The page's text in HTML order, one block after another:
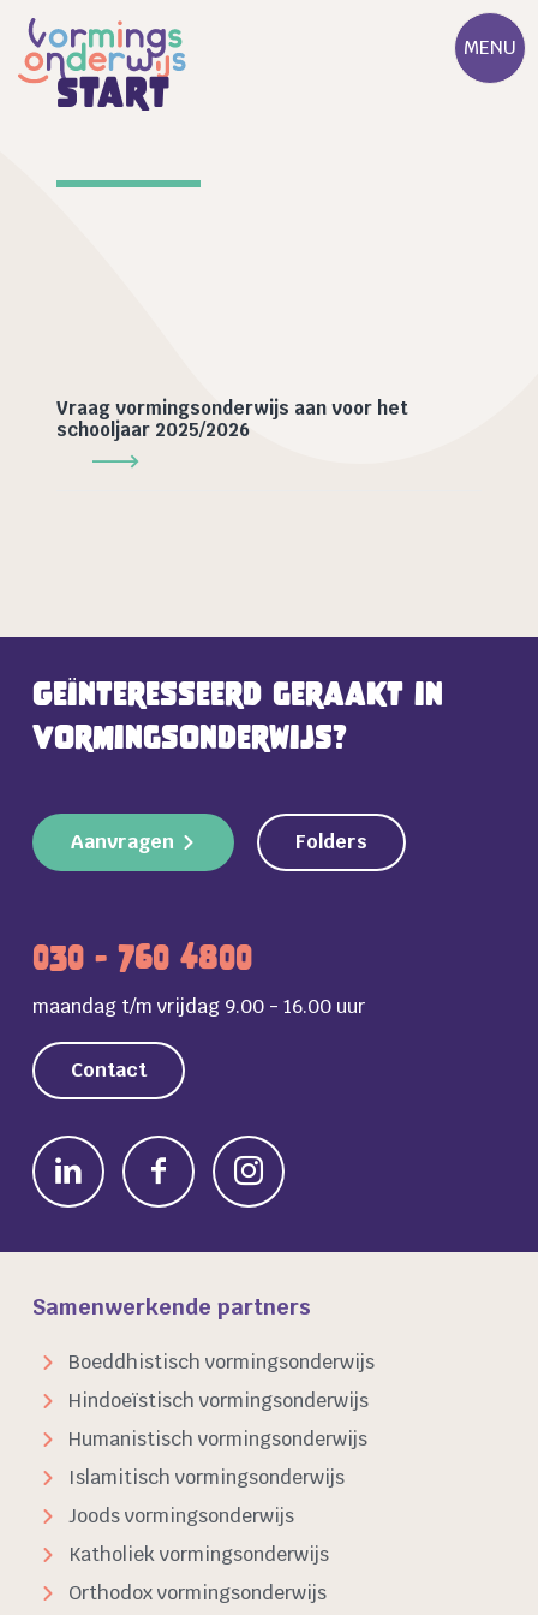
MENU
start
Vraag vormingsonderwijs aan voor het
schooljaar 2025/2026
Geïnteresseerd geraakt in
vormingsonderwijs?
Aanvragen Folders
030 - 760 4800
maandag t/m vrijdag 9.00 - 16.00 uur
Contact
Samenwerkende partners
Boeddhistisch vormingsonderwijs
Hindoeïstisch vormingsonderwijs
Humanistisch vormingsonderwijs
Islamitisch vormingsonderwijs
Joods vormingsonderwijs
Katholiek vormingsonderwijs
Orthodox vormingsonderwijs